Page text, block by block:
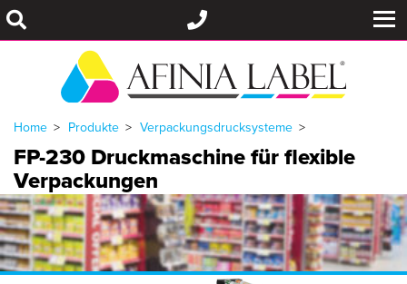
Home Produkte Verpackungsdrucksysteme
FP-230 Druckmaschine für flexible
Verpackungen